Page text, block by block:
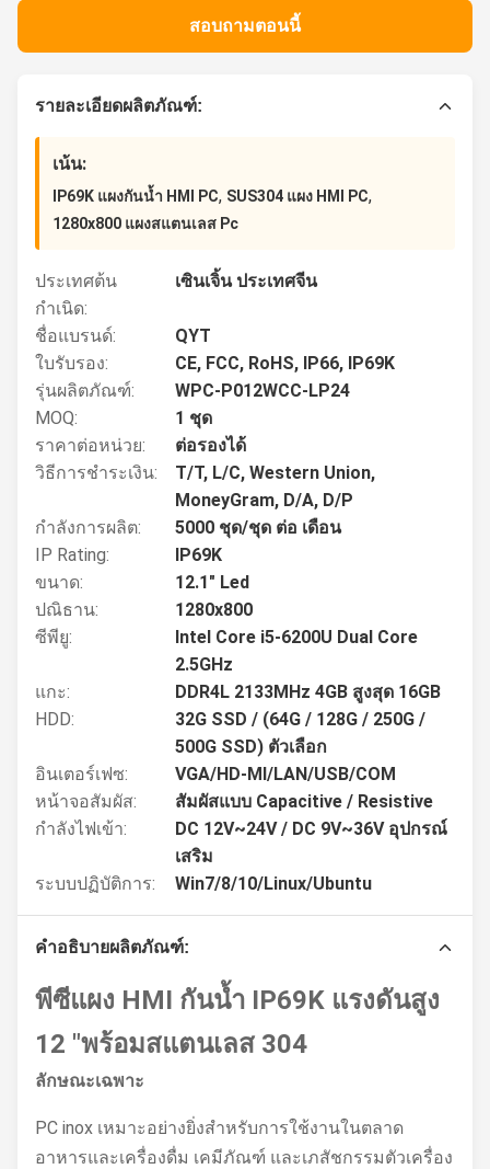
สอบถามตอนนี้
รายละเอียดผลิตภัณฑ์:
เน้น:
IP69K แผงกันน้ำ HMI PC, SUS304 แผง HMI PC,
1280x800 แผงสแตนเลส Pc
ประเทศต้น
กำเนิด:
เซินเจิ้น ประเทศจีน
ชื่อแบรนด์:
QYT
ใบรับรอง:
CE, FCC, RoHS, IP66, IP69K
รุ่นผลิตภัณฑ์:
WPC-P012WCC-LP24
MOQ:
1 ชุด
ราคาต่อหน่วย:
ต่อรองได้
วิธีการชำระเงิน:
T/T, L/C, Western Union,
MoneyGram, D/A, D/P
กำลังการผลิต:
5000 ชุด/ชุด ต่อ เดือน
IP Rating:
IP69K
ขนาด:
12.1" Led
ปณิธาน:
1280x800
ซีพียู:
Intel Core i5-6200U Dual Core
2.5GHz
แกะ:
DDR4L 2133MHz 4GB สูงสุด 16GB
HDD:
32G SSD / (64G / 128G / 250G /
500G SSD) ตัวเลือก
อินเตอร์เฟซ:
VGA/HD-MI/LAN/USB/COM
หน้าจอสัมผัส:
สัมผัสแบบ Capacitive / Resistive
กำลังไฟเข้า:
DC 12V~24V / DC 9V~36V อุปกรณ์
เสริม
ระบบปฏิบัติการ:
Win7/8/10/Linux/Ubuntu
คำอธิบายผลิตภัณฑ์:
พีซีแผง HMI กันน้ำ IP69K แรงดันสูง
12 "พร้อมสแตนเลส 304
ลักษณะเฉพาะ
PC inox เหมาะอย่างยิ่งสำหรับการใช้งานในตลาด
อาหารและเครื่องดื่ม เคมีภัณฑ์ และเภสัชกรรมตัวเครื่อง